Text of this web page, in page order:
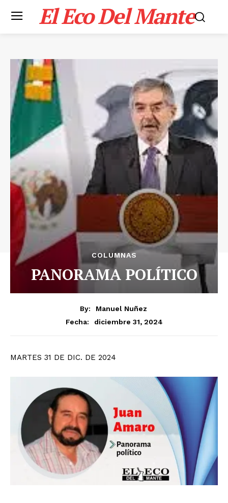
El Eco Del Mante
COLUMNAS
PANORAMA POLÍTICO
By:
Manuel Nuñez
Fecha:
diciembre 31, 2024
MARTES 31 DE DIC. DE 2024